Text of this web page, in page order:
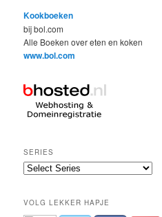
Kookboeken
bij bol.com
Alle Boeken over eten en koken
www.bol.com
SERIES
VOLG LEKKER HAPJE